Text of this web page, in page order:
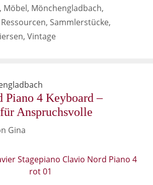
Möbel, Mönchengladbach,
Ressourcen, Sammlerstücke,
, Vintage
Piano 4 Keyboard –
Anspruchsvolle
Gina